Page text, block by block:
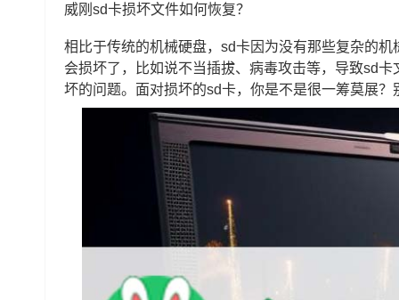
威刚sd卡损坏文件如何恢复？
相比于传统的机械硬盘，sd卡因为没有那些复杂的
会损坏了，比如说不当插拔、病毒攻击等，导致sd
坏的问题。面对损坏的sd卡，你是不是很一筹莫展